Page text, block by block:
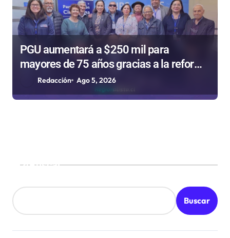
PGU aumentará a $250 mil para
mayores de 75 años gracias a la reforma
aprobada el 2025
Redacción Ago 5, 2026
Buscar
Buscar